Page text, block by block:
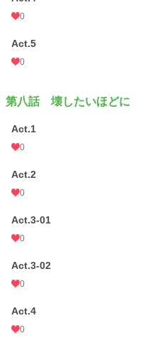
0
Act.5
0
第八話 壊したいほどに
Act.1
0
Act.2
0
Act.3-01
0
Act.3-02
0
Act.4
0